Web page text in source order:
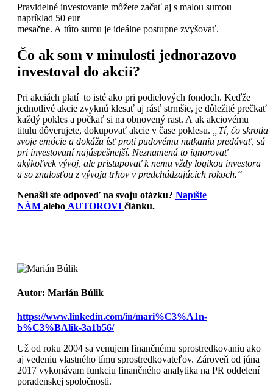
Pravidelné investovanie môžete začať aj s malou sumou
napríklad 50 eur
mesačne. A túto sumu je ideálne postupne zvyšovať.
Čo ak som v minulosti jednorazovo
investoval do akcií?
Pri akciách platí to isté ako pri podielových fondoch. Keďže
jednotlivé akcie zvyknú klesať aj rásť strmšie, je dôležité prečkať
každý pokles a počkať si na obnovený rast. A ak akciovému
titulu dôverujete, dokupovať akcie v čase poklesu.
„Tí, čo skrotia
svoje emócie a dokážu ísť proti pudovému nutkaniu predávať, sú
pri investovaní najúspešnejší. Neznamená to ignorovať
akýkoľvek vývoj, ale pristupovať k nemu vždy logikou investora
a so znalosťou z vývoja trhov v predchádzajúcich rokoch.“
Nenašli ste odpoveď na svoju otázku? Napíšte
NÁM alebo AUTOROVI článku.
Autor: Marián Búlik
https://www.linkedin.com/in/mari%C3%A1n-
b%C3%BAlik-3a1b56/
Už od roku 2004 sa venujem finančnému sprostredkovaniu ako
aj vedeniu vlastného tímu sprostredkovateľov. Zároveň od júna
2017 vykonávam funkciu finančného analytika na PR oddelení
poradenskej spoločnosti.